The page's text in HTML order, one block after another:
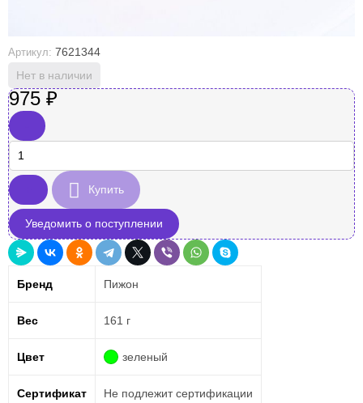
Артикул: 7621344
Нет в наличии
975 ₽
Купить
Уведомить о поступлении
Бренд Пижон
Вес 161 г
Цвет зеленый
Сертификат Не подлежит сертификации